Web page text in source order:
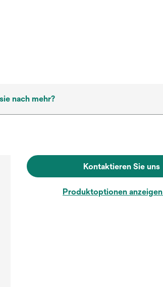
nach mehr?
Kontaktieren Sie uns
Produktoptionen anzeigen